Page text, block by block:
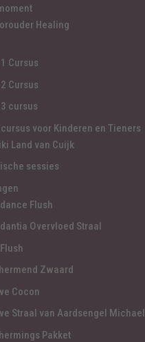
Healing
Cursus
Cursus
cursus
voor Kinderen en Tieners
Land van Cuijk
sessies
Flush
Overvloed Straal
Zwaard
Cocon
Straal van Aardsengel Michael
Pakket